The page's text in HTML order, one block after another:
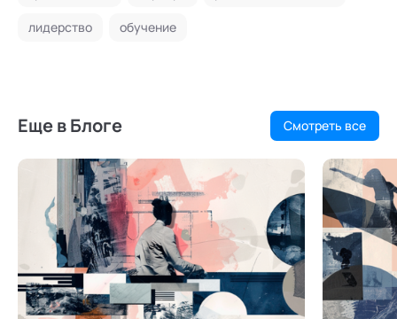
лидерство обучение
Еще в Блоге Смотреть все